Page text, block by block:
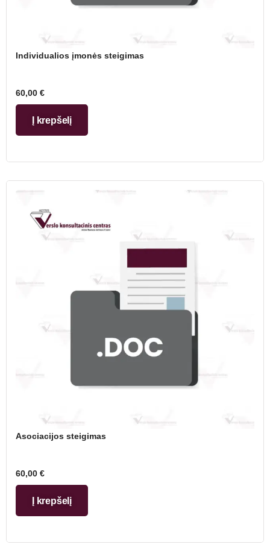
Individualios įmonės steigimas
60,00 €
Į krepšelį
Asociacijos steigimas
60,00 €
Į krepšelį